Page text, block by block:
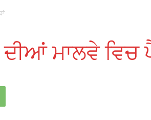
ਮਾਲਵੇ ਵਿਚ